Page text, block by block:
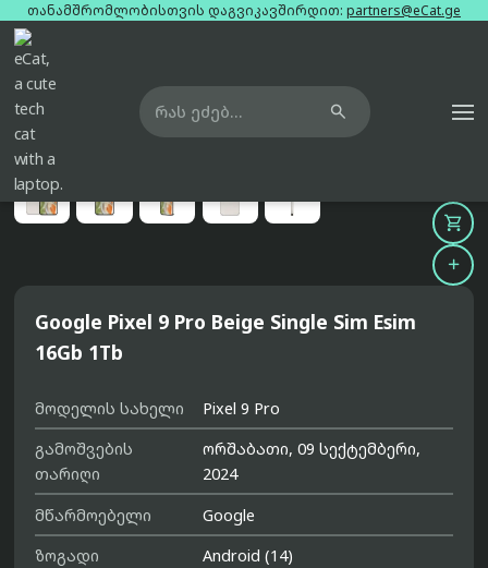
თანამშრომლობისთვის დაგვიკავშირდით: partners@eCat.ge

მთავარი ტელეფონები

Google Pixel 9 Pro Beige Single Sim Esim
16Gb 1Tb
მოდელის სახელი
Pixel 9 Pro
გამოშვების
თარიღი
ორშაბათი, 09 სექტემბერი,
2024
მწარმოებელი
Google
ზოგადი
Android (14)

